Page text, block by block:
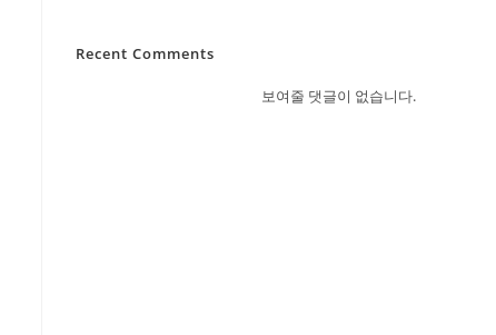
Recent Comments
보여줄 댓글이 없습니다.